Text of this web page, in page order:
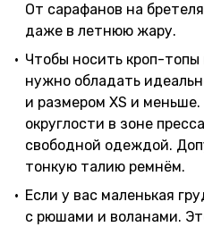
От сарафанов на
даже в летнюю жару.
Чтобы носить кроп-
нужно обладать
и размером XS и
округлости в зоне
свободной одеждой.
тонкую талию ремнём.
Если у вас маленькая
с рюшами и воланами.